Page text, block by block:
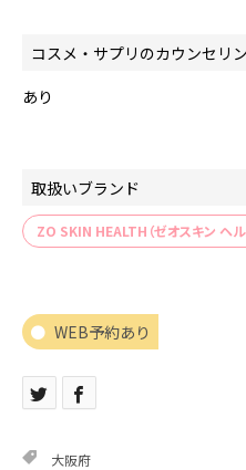
コスメ・サプリのカウンセリ
あり
取扱いブランド
ZO SKIN HEALTH（ゼオスキン ヘル
WEB予約あり
大阪府